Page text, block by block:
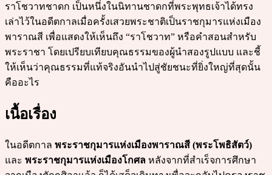
ราโชวาทชาดก เป็นหนึ่งในนิทานชาดกที่พระพุทธเจ้าได้ทรง
เล่าไว้ในอดีตกาลเมื่อครั้งเสวยพระชาติเป็นราชกุมารแห่งเมือง
พาราณสี เพื่อแสดงให้เห็นถึง “ราโชวาท” หรือคำสอนสำหรับ
พระราชา โดยเปรียบเทียบคุณธรรมของผู้นำสองรูปแบบ และชี้
ให้เห็นว่าคุณธรรมที่แท้จริงอันนำไปสู่ชัยชนะที่ยิ่งใหญ่ที่สุดนั้น
คืออะไร
เนื้อเรื่อง
ในอดีตกาล พระราชกุมารแห่งเมืองพาราณสี (พระโพธิสัตว์)
และ พระราชกุมารแห่งเมืองโกศล หลังจากที่สำเร็จการศึกษา